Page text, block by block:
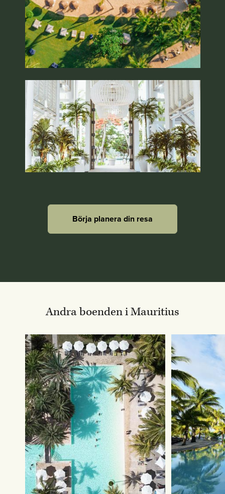
Börja planera din resa
Andra boenden i Mauritius